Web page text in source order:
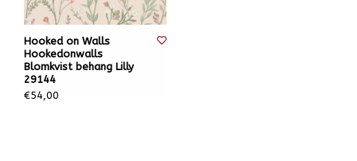
Hooked on Walls
Hookedonwalls
Blomkvist behang Lilly
29144
€54,00